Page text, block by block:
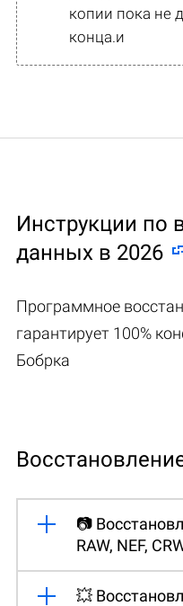
копии пока не
конца.и
Инструкции по
данных в 2026
Программное
гарантирует 100%
Бобрка
📷
RAW, NEF,
💥